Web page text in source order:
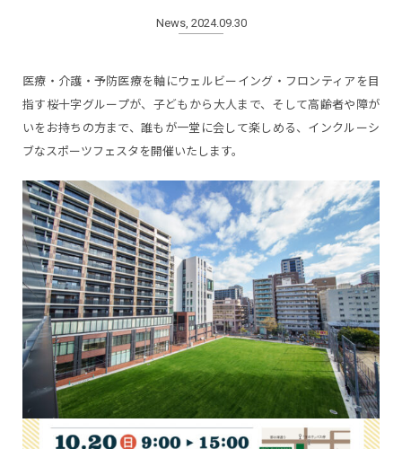
News, 2024.09.30
医療・介護・予防医療を軸にウェルビーイング・フロンティアを目
指す桜十字グループが、子どもから大人まで、そして高齢者や障が
いをお持ちの方まで、誰もが一堂に会して楽しめる、インクルーシ
ブなスポーツフェスタを開催いたします。